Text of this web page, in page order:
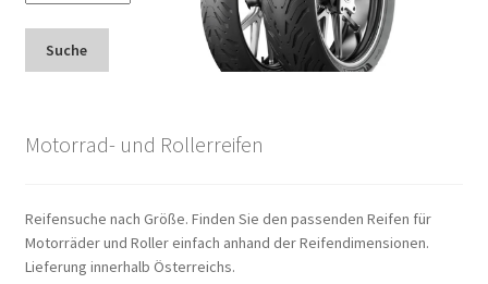
Suche
Motorrad- und Rollerreifen
Reifensuche nach Größe. Finden Sie den passenden Reifen für
Motorräder und Roller einfach anhand der Reifendimensionen.
Lieferung innerhalb Österreichs.